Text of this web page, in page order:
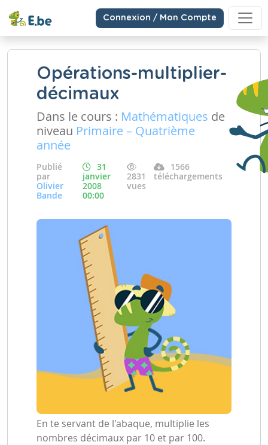
Connexion / Mon Compte
Opérations-multiplier-
décimaux
Dans le cours : Mathématiques de
niveau Primaire – Quatrième
année
Publié
par
Olivier
Bande
31
janvier
2008
00:00
2831
vues
1566
téléchargements
En te servant de l'abaque, multiplie les
nombres décimaux par 10 et par 100.